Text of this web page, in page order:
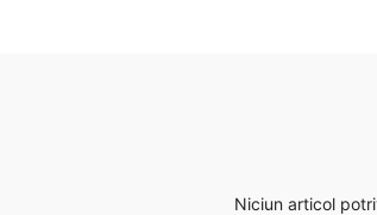
Niciun articol